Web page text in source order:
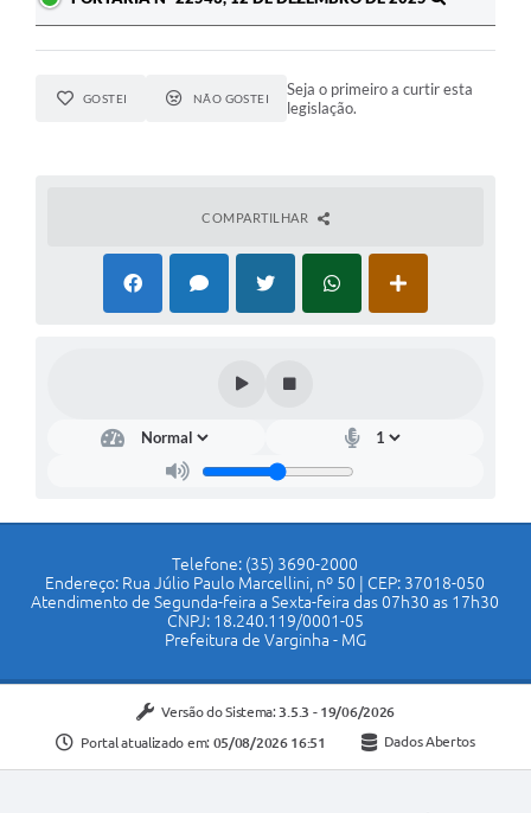
GOSTEI NÃO GOSTEI
Seja o primeiro a curtir esta
legislação.
COMPARTILHAR
Telefone: (35) 3690-2000
Endereço: Rua Júlio Paulo Marcellini, nº 50 | CEP: 37018-050
Atendimento de Segunda-feira a Sexta-feira das 07h30 as 17h30
CNPJ: 18.240.119/0001-05
Prefeitura de Varginha - MG
Versão do Sistema: 3.5.3 - 19/06/2026
Portal atualizado em: 05/08/2026 16:51 Dados Abertos